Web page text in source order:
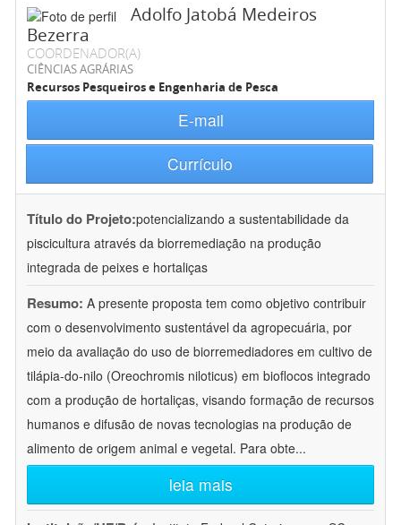
Adolfo Jatobá Medeiros
Bezerra
COORDENADOR(A)
CIÊNCIAS AGRÁRIAS
Recursos Pesqueiros e Engenharia de Pesca
E-mail
Currículo
Título do Projeto:potencializando a sustentabilidade da
piscicultura através da biorremediação na produção
integrada de peixes e hortaliças
Resumo: A presente proposta tem como objetivo contribuir
com o desenvolvimento sustentável da agropecuária, por
meio da avaliação do uso de biorremediadores em cultivo de
tilápia-do-nilo (Oreochromis niloticus) em bioflocos integrado
com a produção de hortaliças, visando formação de recursos
humanos e difusão de novas tecnologias na produção de
alimento de origem animal e vegetal. Para obte...
leia mais